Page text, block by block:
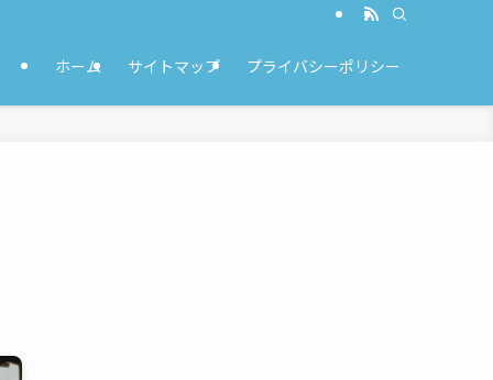
ホーム サイトマップ プライバシーポリシー